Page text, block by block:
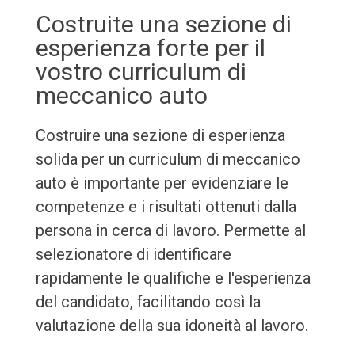
Costruite una sezione di
esperienza forte per il
vostro curriculum di
meccanico auto
Costruire una sezione di esperienza
solida per un curriculum di meccanico
auto è importante per evidenziare le
competenze e i risultati ottenuti dalla
persona in cerca di lavoro. Permette al
selezionatore di identificare
rapidamente le qualifiche e l'esperienza
del candidato, facilitando così la
valutazione della sua idoneità al lavoro.